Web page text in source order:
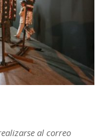
al correo